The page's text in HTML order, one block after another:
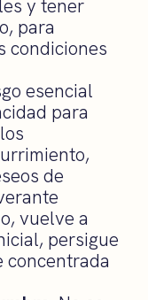
y tener
para
condiciones
esencial
para
de
vuelve a
persigue
concentrada